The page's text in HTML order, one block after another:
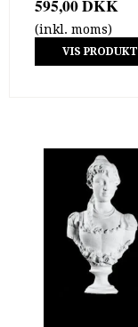
595,00 DKK
(inkl. moms)
VIS PRODUKT